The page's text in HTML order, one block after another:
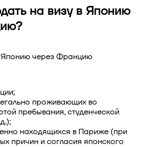
на визу в Японию
через Францию
проживающих во
пребывания, студенческой
находящихся в Париже (при
причин и согласия японского